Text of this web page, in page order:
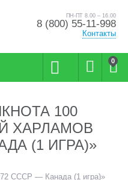
ПН-ПТ 8.00 – 16.00
8 (800) 55-11-998
Контакты
0
100
ХАРЛАМОВ
(1 ИГРА)​»
СССР — Канада (1 игра)​»